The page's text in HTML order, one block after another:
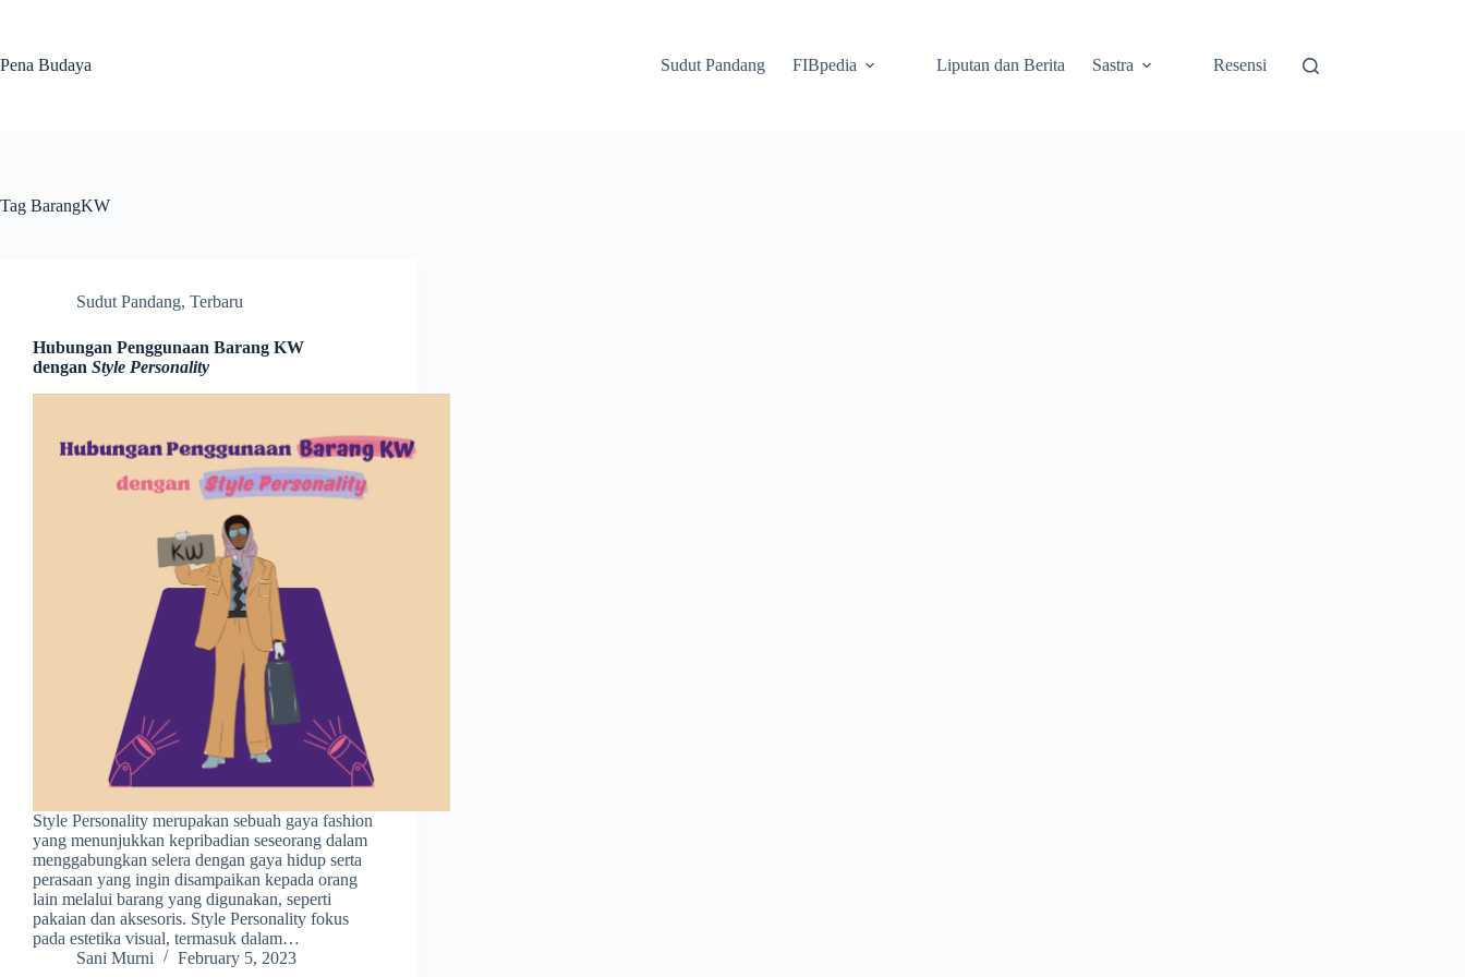
Pena Budaya
Sudut Pandang FIBpedia Liputan dan Berita Sastra Resensi
Tag BarangKW
Sudut Pandang, Terbaru
Hubungan Penggunaan Barang KW
dengan Style Personality
Style Personality merupakan sebuah gaya fashion
yang menunjukkan kepribadian seseorang dalam
menggabungkan selera dengan gaya hidup serta
perasaan yang ingin disampaikan kepada orang
lain melalui barang yang digunakan, seperti
pakaian dan aksesoris. Style Personality fokus
pada estetika visual, termasuk dalam…
Sani Murni
February 5, 2023